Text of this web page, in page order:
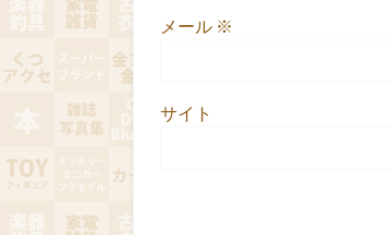
メール ※
サイト